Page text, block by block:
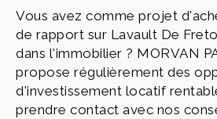
Vous avez comme projet
de rapport sur Lavault De
dans l'immobilier ? MORVAN
propose régulièrement des
d'investissement locatif
prendre contact avec nos